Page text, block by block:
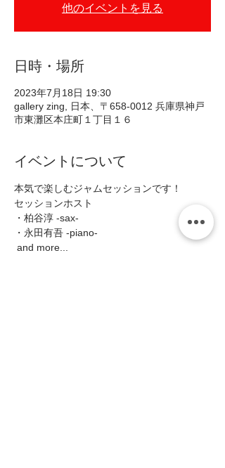
他のイベントを見る
日時・場所
2023年7月18日 19:30
gallery zing, 日本、〒658-0012 兵庫県神戸
市東灘区本庄町１丁目１６
イベントについて
本気で楽しむジャムセッションです！
セッションホスト
・柏谷淳 -sax-
・永田有吾 -piano-
and more...